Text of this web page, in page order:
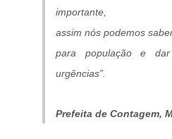
importante,
assim nós podemos
para população e
urgências”.
Prefeita de Contagem,